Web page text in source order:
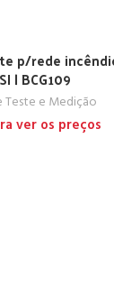
p/rede
| BCG109
Teste e Medição
ver os preços